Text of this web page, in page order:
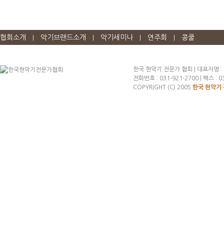
협회소개 악기브랜드소개 악기세미나 연주회 콩쿨
한국 현악기 전문가 협회 | 대표자명
전화번호 : 031-921-2700 | 팩스 :
COPYRIGHT (C) 2005 한국 현악기